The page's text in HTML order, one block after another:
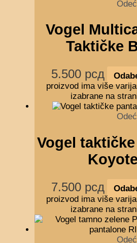
Vogel
Taktičke
5.500 рсд
proizvod ima više
izabrane na
Vogel
7.500 рсд
proizvod ima više
izabrane na